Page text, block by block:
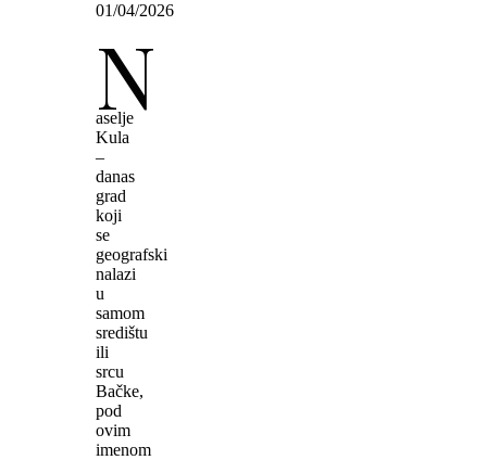
01/04/2026
N
aselje
Kula
–
danas
grad
koji
se
geografski
nalazi
u
samom
središtu
ili
srcu
Bačke,
pod
ovim
imenom